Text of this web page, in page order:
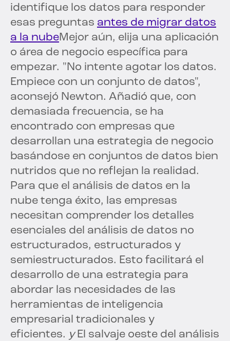
identifique los datos para responder
esas preguntas antes de migrar datos
a la nubeMejor aún, elija una aplicación
o área de negocio específica para
empezar. "No intente agotar los datos.
Empiece con un conjunto de datos",
aconsejó Newton. Añadió que, con
demasiada frecuencia, se ha
encontrado con empresas que
desarrollan una estrategia de negocio
basándose en conjuntos de datos bien
nutridos que no reflejan la realidad.
Para que el análisis de datos en la
nube tenga éxito, las empresas
necesitan comprender los detalles
esenciales del análisis de datos no
estructurados, estructurados y
semiestructurados. Esto facilitará el
desarrollo de una estrategia para
abordar las necesidades de las
herramientas de inteligencia
empresarial tradicionales y
eficientes. yEl salvaje oeste del análisis